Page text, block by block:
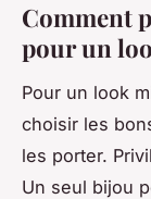
Comment
pour un
Pour un look
choisir les
les porter.
Un seul bijou